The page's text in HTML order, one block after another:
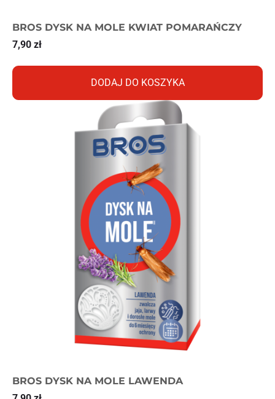
BROS DYSK NA MOLE KWIAT POMARAŃCZY
7,90 zł
DODAJ DO KOSZYKA
BROS DYSK NA MOLE LAWENDA